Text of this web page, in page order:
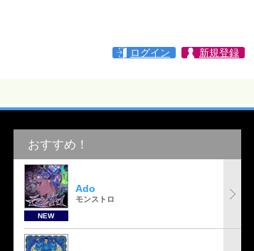
ログイン 新規登録
おすすめ！
NEW
Ado
モンストロ